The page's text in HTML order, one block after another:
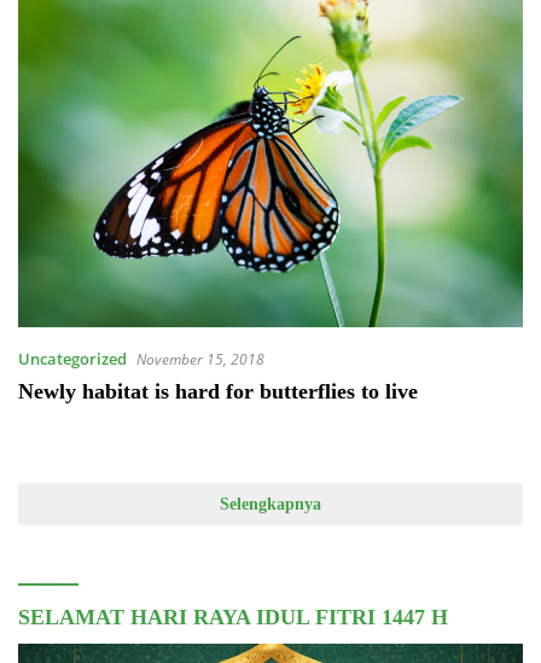
Uncategorized November 15, 2018
Newly habitat is hard for butterflies to live
Selengkapnya
SELAMAT HARI RAYA IDUL FITRI 1447 H